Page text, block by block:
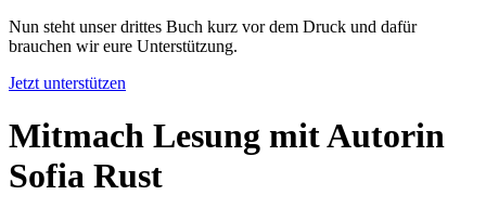
Nun steht unser drittes Buch kurz vor dem Druck und dafür
brauchen wir eure Unterstützung.
Jetzt unterstützen
Mitmach Lesung mit Autorin
Sofia Rust